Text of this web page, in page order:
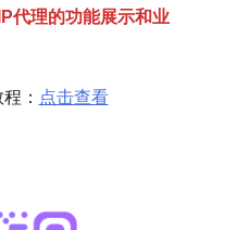
P代理的功能展示和业
： 点击查看